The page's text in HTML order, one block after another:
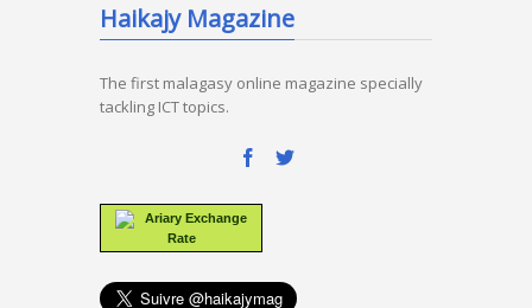
Haikajy Magazine
The first malagasy online magazine specially
tackling ICT topics.
Ariary Exchange
Rate